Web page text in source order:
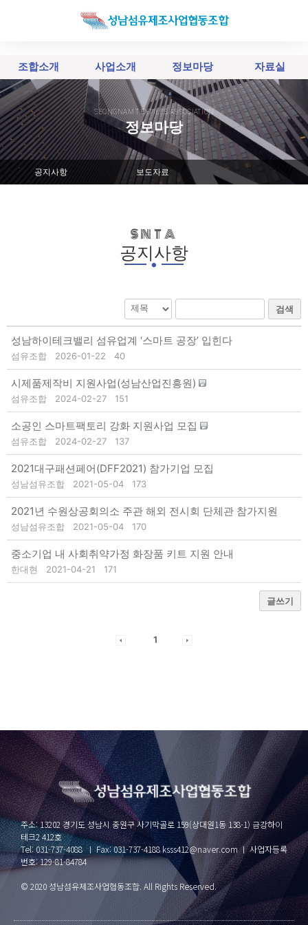
조합소개 사업소개 정보마당 자료실
SEONGNAM TEXTILES ASSOCIATION
정보마당
공지사항 보도자료
SNTA
공지사항
.
검색
성남하이테크밸리 섬유업계 ‘스마트 공장’ 입힌다
섬유조합 2026-01-22 40
시제품제작비 지원사업(성남산업진흥원)
섬유조합 2024-02-27 151
소공인 스마트팩토리 강화 지원사업 모집
섬유조합 2024-02-27 137
2021대구패션페어(DFF2021) 참가기업 모집
성남섬유조합 2021-05-04 173
2021년 수원상공회의소 주관 해외 전시회 단체관 참가지원
성남섬유조합 2021-05-04 170
중소기업 내 사회취약가정 화장품 키트 지원 안내
한대현 2021-04-21 171
글쓰기
1
주소: 13202 경기도 성남시 중원구 사기막골로 159(상대원1동 138-1) 금강하이
테크2 412호
Tel: 031-737-4088 ㅣ Fax: 031-737-4188 ksss412@naver.com ㅣ 사업자등록
번호: 129-81-84784
© 2020 성남섬유제조사업협동조합. All Rights Reserved.